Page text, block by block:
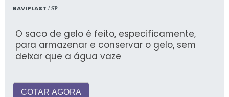
BAVIPLAST / SP
O saco de gelo é feito, especificamente,
para armazenar e conservar o gelo, sem
deixar que a água vaze
COTAR AGORA